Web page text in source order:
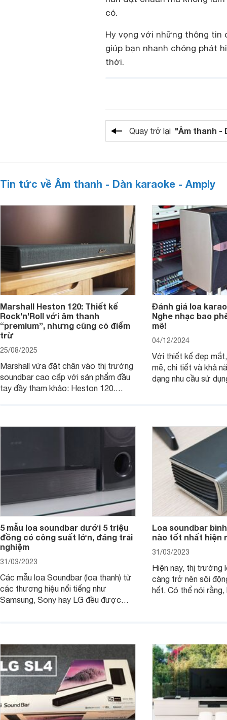
có.
Hy vọng với những thông tin
giúp bạn nhanh chóng phát
thời.
Quay trở lại "Âm thanh -
Tin tức về Âm thanh - Dàn karaoke - Amply
Marshall Heston 120: Thiết kế
Rock’n’Roll với âm thanh
“premium”, nhưng cũng có điểm
trừ
25/08/2025
Marshall vừa đặt chân vào thị trường
soundbar cao cấp với sản phẩm đầu
tay đầy tham khảo: Heston 120.
Đánh giá loa
Nghe nhạc bao
mê!
04/12/2024
Với thiết kế đẹp
mẽ, chi tiết và khả
dạng nhu cầu sử
những sự kiện giải trí.
5 mẫu loa soundbar dưới 5 triệu
đồng có công suất lớn, đáng trải
nghiệm
31/03/2023
Các mẫu loa Soundbar (loa thanh) từ
các thương hiệu nổi tiếng như
Samsung, Sony hay LG đều được
lớn từ 300W và tầm giá khoảng 5
triệu đồng trở xuống, không khó để sở
hữu và trải nghiệm.
Loa soundbar
nào tốt nhất hiện
31/03/2023
Hiện nay, thị trường
càng trở nên sôi
hết. Có thể nói
loa soundbar bình
tốt nhất hiện nay?